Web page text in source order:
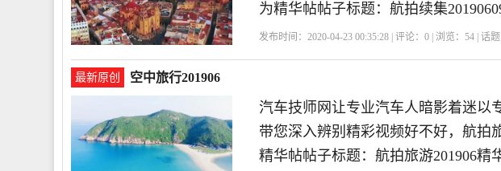
为精华帖帖子标题：航拍续集
发布时间：2020-04-23 00:35:28 | 评论：0 | 浏览：54 | 话题
最新原创 空中旅行201906
汽车技师网让专业汽车人暗影着迷以
带您深入辨别精彩视频好不好，航拍
精华帖帖子标题：航拍旅游201906精